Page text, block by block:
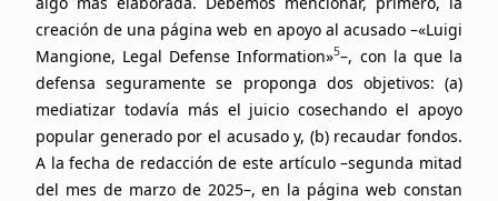
creación de una página web en apoyo al acusado –«Luigi
Mangione, Legal Defense Information»5–, con la que la
defensa seguramente se proponga dos objetivos: (a)
mediatizar todavía más el juicio cosechando el apoyo
popular generado por el acusado y, (b) recaudar fondos.
A la fecha de redacción de este artículo –segunda mitad
del mes de marzo de 2025–, en la página web constan